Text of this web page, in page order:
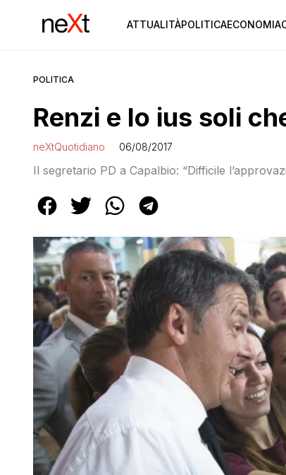
ATTUALITÀPOLITICAECONOMIA
POLITICA
Renzi e lo ius soli
neXtQuotidiano 06/08/2017
Il segretario PD a Capalbio: “Difficile